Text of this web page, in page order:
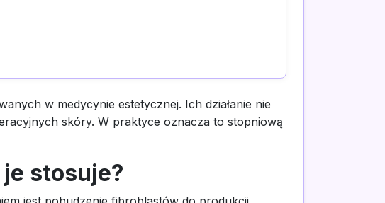
w medycynie estetycznej. Ich działanie nie
skóry. W praktyce oznacza to stopniową
stosuje?